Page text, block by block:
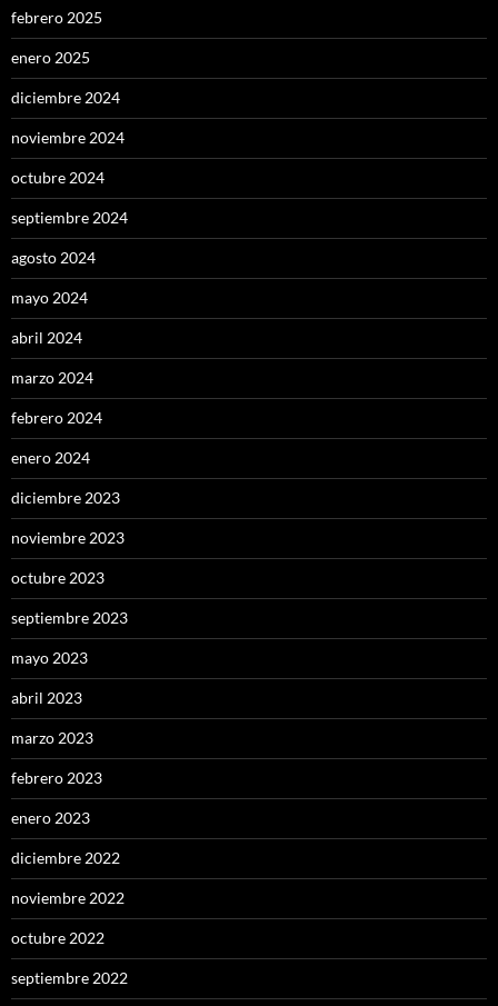
febrero 2025
enero 2025
diciembre 2024
noviembre 2024
octubre 2024
septiembre 2024
agosto 2024
mayo 2024
abril 2024
marzo 2024
febrero 2024
enero 2024
diciembre 2023
noviembre 2023
octubre 2023
septiembre 2023
mayo 2023
abril 2023
marzo 2023
febrero 2023
enero 2023
diciembre 2022
noviembre 2022
octubre 2022
septiembre 2022